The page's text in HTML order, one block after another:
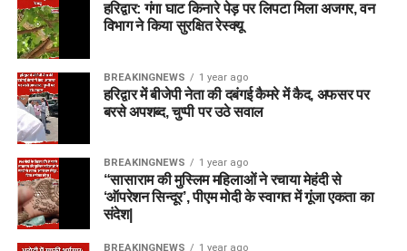
हरिद्वार: गंगा घाट किनारे पेड़ पर लिपटा मिला अजगर, वन
विभाग ने किया सुरक्षित रेस्क्यू
BREAKINGNEWS 1 year ago
हरिद्वार में बीजेपी नेता की दबंगई कैमरे में कैद, अफसर पर
बरसे अपशब्द, चुप्पी पर उठे सवाल
BREAKINGNEWS 1 year ago
“सासाराम की मुस्लिम महिलाओं ने रचाया मेहंदी से
‘ऑपरेशन सिन्दूर’, पीएम मोदी के स्वागत में गूंजा एकता का
संदेश|
BREAKINGNEWS 1 year ago